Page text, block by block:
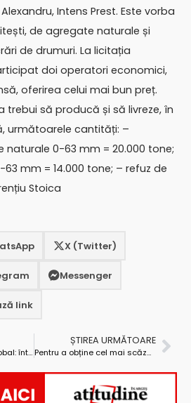
Intens Prest. Este vorba
de agregate naturale și
de drumuri. La licitația
doi operatori economici,
oferirea celui mai bun preț.
trebui să producă și să livreze, în
următoarele cantități: –
0-63 mm = 20.000 tone;
mm = 14.000 tone; – refuz de
Stoica
X (Twitter)
Messenger
link
Impozitul pe venitul global: între dorință și putință
ȘTIREA URMĂTOARE
Pentru a obține cel mai scăzut preț, Tribunalul Argeș își cumpără curent și gaze prin licitație